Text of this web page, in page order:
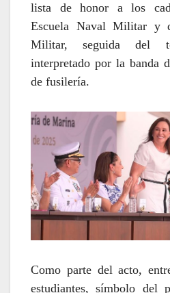
lista de honor a los
Escuela Naval Militar y
Militar, seguida del
interpretado por la banda
de fusilería.
Como parte del acto,
estudiantes, símbolo del